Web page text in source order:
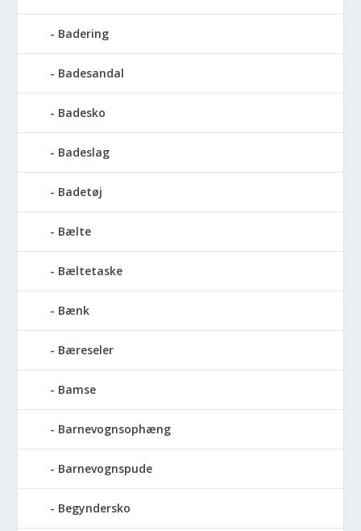
Badering
Badesandal
Badesko
Badeslag
Badetøj
Bælte
Bæltetaske
Bænk
Bæreseler
Bamse
Barnevognsophæng
Barnevognspude
Begyndersko